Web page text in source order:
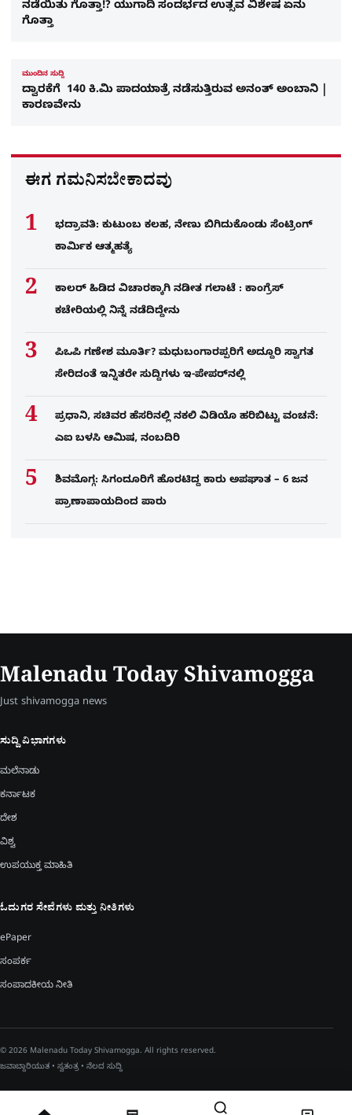
ನಡೆಯಿತು ಗೊತ್ತಾ!? ಯುಗಾದಿ ಸಂದರ್ಭದ ಉತ್ಸವ ವಿಶೇಷ ಏನು
ಗೊತ್ತಾ
ಮುಂದಿನ ಸುದ್ದಿ
ದ್ವಾರಕೆಗೆ 140 ಕಿ.ಮಿ ಪಾದಯಾತ್ರೆ ನಡೆಸುತ್ತಿರುವ ಅನಂತ್ ಅಂಬಾನಿ |
ಕಾರಣವೇನು
ಈಗ ಗಮನಿಸಬೇಕಾದವು
ಭದ್ರಾವತಿ: ಕುಟುಂಬ ಕಲಹ, ನೇಣು ಬಿಗಿದುಕೊಂಡು ಸೆಂಟ್ರಿಂಗ್​
ಕಾರ್ಮಿಕ ಆತ್ಮಹತ್ಯೆ
ಕಾಲರ್​​​ ಹಿಡಿದ ವಿಚಾರಕ್ಕಾಗಿ ನಡೀತ ಗಲಾಟೆ : ಕಾಂಗ್ರೆಸ್​
ಕಚೇರಿಯಲ್ಲಿ ನಿನ್ನೆ ನಡೆದಿದ್ದೇನು
ಪಿಒಪಿ ಗಣೇಶ ಮೂರ್ತಿ? ಮಧುಬಂಗಾರಪ್ಪರಿಗೆ ಅದ್ದೂರಿ ಸ್ವಾಗತ
ಸೇರಿದಂತೆ ಇನ್ನಿತರೇ ಸುದ್ದಿಗಳು ಇ-ಪೇಪರ್​ನಲ್ಲಿ
ಪ್ರಧಾನಿ, ಸಚಿವರ ಹೆಸರಿನಲ್ಲಿ ನಕಲಿ ವಿಡಿಯೊ ಹರಿಬಿಟ್ಟು ವಂಚನೆ:
ಎಐ ಬಳಸಿ ಆಮಿಷ, ನಂಬದಿರಿ
ಶಿವಮೊಗ್ಗ: ಸಿಗಂದೂರಿಗೆ ಹೊರಟಿದ್ದ ಕಾರು ಅಪಘಾತ – 6 ಜನ
ಪ್ರಾಣಾಪಾಯದಿಂದ ಪಾರು
Malenadu Today Shivamogga
Just shivamogga news
ಸುದ್ದಿ ವಿಭಾಗಗಳು
ಮಲೆನಾಡು
ಕರ್ನಾಟಕ
ದೇಶ
ವಿಶ್ವ
ಉಪಯುಕ್ತ ಮಾಹಿತಿ
ಓದುಗರ ಸೇವೆಗಳು ಮತ್ತು ನೀತಿಗಳು
ePaper
ಸಂಪರ್ಕ
ಸಂಪಾದಕೀಯ ನೀತಿ
© 2026 Malenadu Today Shivamogga. All rights reserved.
ಜವಾಬ್ದಾರಿಯುತ • ಸ್ವತಂತ್ರ • ನೆಲದ ಸುದ್ದಿ